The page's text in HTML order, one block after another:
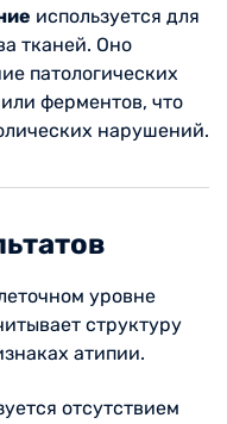
используется для
тканей. Оно
патологических
ферментов, что
нарушений.
уровне
структуру
атипии.
отсутствием